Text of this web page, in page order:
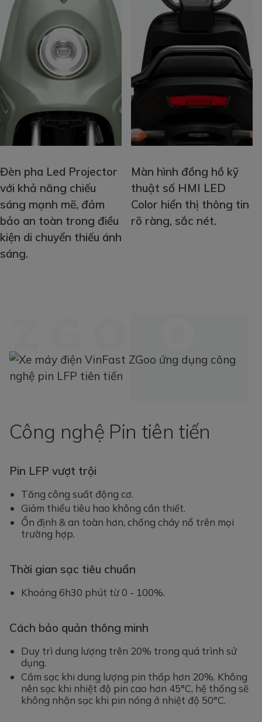
Đèn pha Led Projector
với khả năng chiếu
sáng mạnh mẽ, đảm
bảo an toàn trong điều
kiện di chuyển thiếu ánh
sáng.
Màn hình đồng hồ kỹ
thuật số HMI LED
Color hiển thị thông tin
rõ ràng, sắc nét.
Công nghệ Pin tiên tiến
Pin LFP vượt trội
Tăng công suất động cơ.
Giảm thiểu tiêu hao không cần thiết.
Ổn định & an toàn hơn, chống cháy nổ trên mọi
trường hợp.
Thời gian sạc tiêu chuẩn
Khoảng 6h30 phút từ 0 - 100%.
Cách bảo quản thông minh
Duy trì dung lượng trên 20% trong quá trình sử
dụng.
Cắm sạc khi dung lượng pin thấp hơn 20%. Không
nên sạc khi nhiệt độ pin cao hơn 45°C, hệ thống sẽ
không nhận sạc khi pin nóng ở nhiệt độ 50°C.